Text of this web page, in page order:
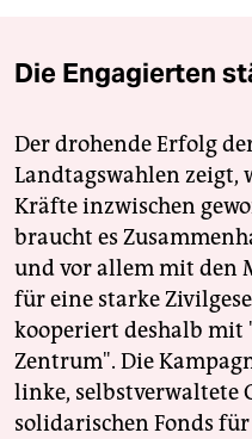
Die Engagierten
Der drohende Erfolg
Landtagswahlen zeigt,
Kräfte inzwischen
braucht es
und vor allem mit den
für eine starke
kooperiert deshalb
Zentrum". Die
linke, selbstverwaltete
solidarischen Fonds